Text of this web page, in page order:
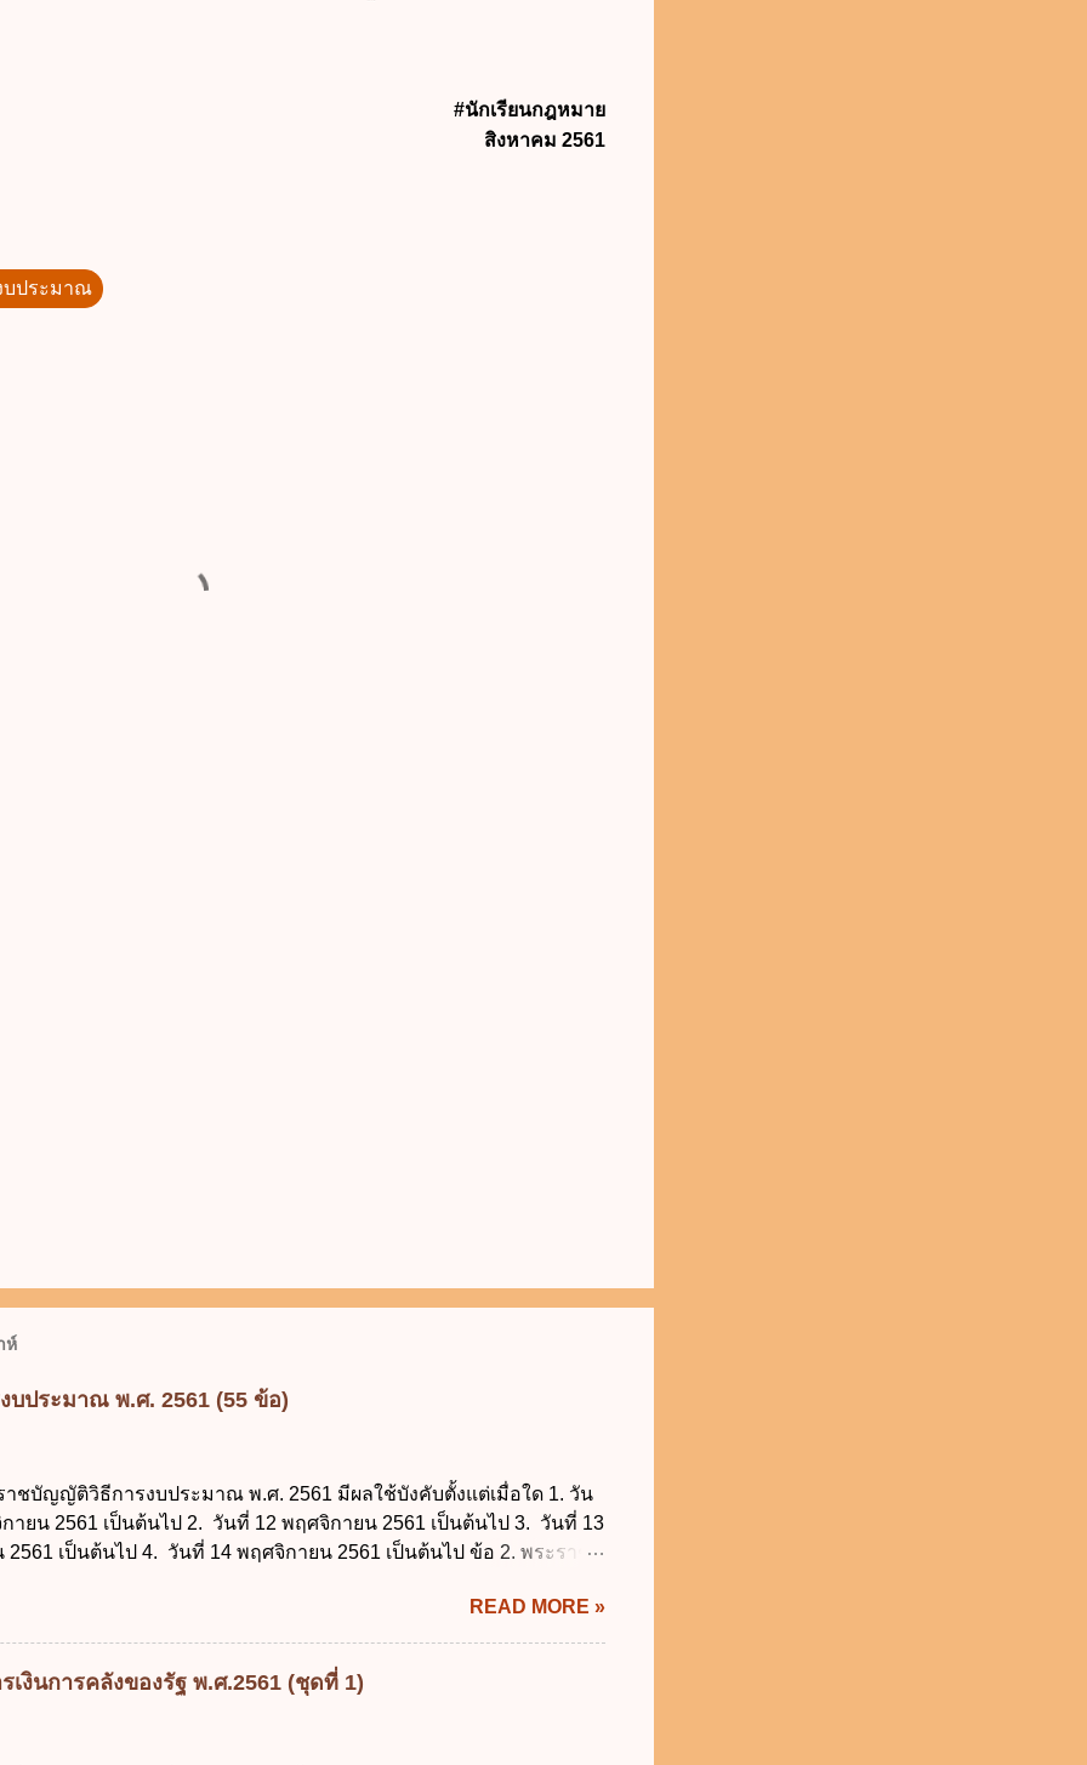
#นักเรียนกฎหมาย
สิงหาคม 2561
บประมาณ
ห์
บประมาณ พ.ศ. 2561 (55 ข้อ)
าชบัญญัติวิธีการงบประมาณ พ.ศ. 2561 มีผลใช้บังคับตั้งแต่เมื่อใด 1. วัน
ายน 2561 เป็นต้นไป 2. วันที่ 12 พฤศจิกายน 2561 เป็นต้นไป 3. วันที่ 13
2561 เป็นต้นไป 4. วันที่ 14 พฤศจิกายน 2561 เป็นต้นไป ข้อ 2. พระราช
ระมาณ พ.ศ. 2502 2. พระราชบัญญัติวิธีการงบประมาณ (ฉบับที่ 3) พ.ศ.
ะราชบัญญัติวิธีการงบประมาณ (ฉบับที่ 6) พ.ศ. 2544 4. ประกาศของ
บับที่ 203 ลงวันที่ 31 สิงหาคม 2515 ข้อ 3. ข้อใดไม่ถูกต้อง 1. นายก
ำนาจออกกฎเพื่อปฏิบัติการตามพระราชบัญญัติวิธีการงบประมาณ พ.ศ.
READ MORE »
งินการคลังของรัฐ พ.ศ.2561 (ชุดที่ 1)